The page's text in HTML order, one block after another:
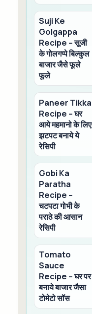
Suji Ke
Golgappa
Recipe – सूजी
के गोलगप्पे बिल्कुल
बाजार जैसे फूले
फूले
Paneer Tikka
Recipe – घर
आये महमानो के लिए
झटपट बनाये ये
रेसिपी
Gobi Ka
Paratha
Recipe –
चटपटा गोभी के
पराठे की आसान
रेसिपी
Tomato
Sauce
Recipe – घर पर
बनाये बाजार जैसा
टोमेटो सॉस